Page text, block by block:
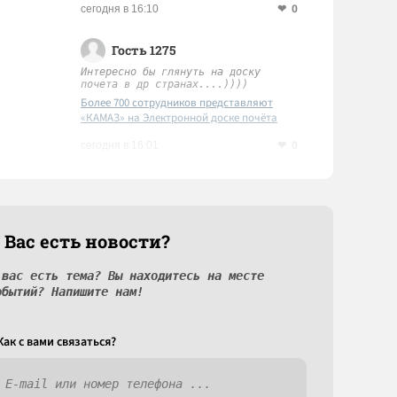
сегодня в 16:10 0
Гость 1275
Интересно бы глянуть на доску
почета в др странах....))))
Более 700 сотрудников представляют
«КАМАЗ» на Электронной доске почёта
есть новости?
есть тема? Вы находитесь на месте
Напишите нам!
c вами связаться?